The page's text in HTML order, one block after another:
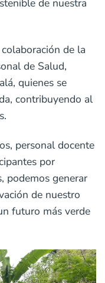
de la
de Salud,
quienes se
contribuyendo al
personal docente
por
podemos generar
de nuestro
futuro más verde